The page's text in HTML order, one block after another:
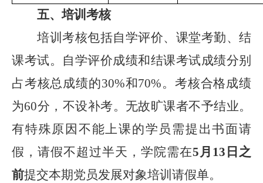
五、培训考核
培训考核包括自学评价、课堂考勤、结
课考试。自学评价成绩和结课考试成绩分别
占考核总成绩的30%和70%。考核合格成绩
为60分，不设补考。无故旷课者不予结业。
有特殊原因不能上课的学员需提出书面请
假，请假不超过半天， 学院需在5月 13 日之
前提交本期党员发展对象培训 请假单。